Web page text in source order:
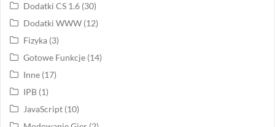
Dodatki CS 1.6 (30)
Dodatki WWW (12)
Fizyka (3)
Gotowe Funkcje (14)
Inne (17)
IPB (1)
JavaScript (10)